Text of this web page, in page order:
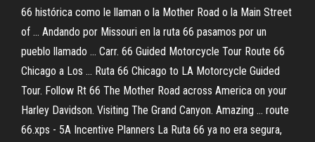
66 histórica como le llaman o la Mother Road o la Main Street
of ... Andando por Missouri en la ruta 66 pasamos por un
pueblo llamado ... Carr. 66 Guided Motorcycle Tour Route 66
Chicago a Los ... Ruta 66 Chicago to LA Motorcycle Guided
Tour. Follow Rt 66 The Mother Road across America on your
Harley Davidson. Visiting The Grand Canyon. Amazing ... route
66.xps - 5A Incentive Planners La Ruta 66 ya no era segura,